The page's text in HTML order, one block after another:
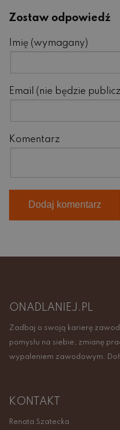
Zostaw odpowiedź
Imię (wymagany)
Email (nie będzie
Komentarz
ONADLANIEJ.PL
Zadbaj o swoją karierę
pomysłu na siebie, zmianę
wypaleniem zawodowym.
KONTAKT
Renata Szatecka